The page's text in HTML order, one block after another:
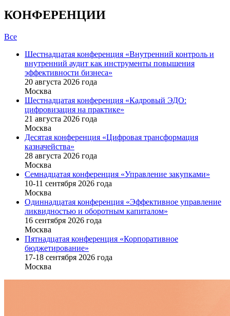
КОНФЕРЕНЦИИ
Все
Шестнадцатая конференция «Внутренний контроль и
внутренний аудит как инструменты повышения
эффективности бизнеса»
20 августа 2026 года
Москва
Шестнадцатая конференция «Кадровый ЭДО:
цифровизация на практике»
21 августа 2026 года
Москва
Десятая конференция «Цифровая трансформация
казначейства»
28 августа 2026 года
Москва
Семнадцатая конференция «Управление закупками»
10-11 сентября 2026 года
Москва
Одиннадцатая конференция «Эффективное управление
ликвидностью и оборотным капиталом»
16 cентября 2026 года
Москва
Пятнадцатая конференция «Корпоративное
бюджетирование»
17-18 сентября 2026 года
Москва